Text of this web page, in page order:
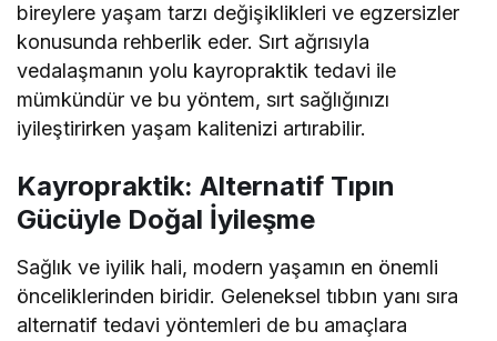
bireylere yaşam tarzı değişiklikleri ve egzersizler
konusunda rehberlik eder. Sırt ağrısıyla
vedalaşmanın yolu kayropraktik tedavi ile
mümkündür ve bu yöntem, sırt sağlığınızı
iyileştirirken yaşam kalitenizi artırabilir.
Kayropraktik: Alternatif Tıpın
Gücüyle Doğal İyileşme
Sağlık ve iyilik hali, modern yaşamın en önemli
önceliklerinden biridir. Geleneksel tıbbın yanı sıra
alternatif tedavi yöntemleri de bu amaçlara